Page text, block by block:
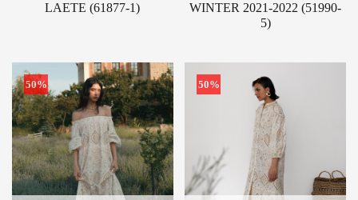
LAETE (61877-1)
WINTER 2021-2022 (51990-
5)
50% 50%